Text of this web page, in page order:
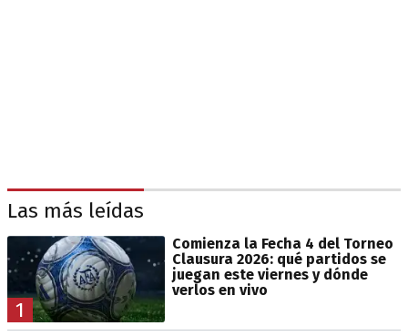
Las más leídas
1
Comienza la Fecha 4 del Torneo
Clausura 2026: qué partidos se
juegan este viernes y dónde
verlos en vivo